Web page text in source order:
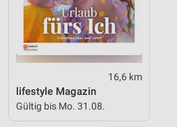
16,6 km
lifestyle Magazin
Gültig bis Mo. 31.08.